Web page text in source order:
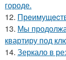
городе.
12.
13. Мы
квартиру под
14. Зеркало в